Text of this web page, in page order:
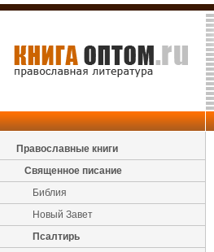
Православные книги
Священное писание
Библия
Новый Завет
Псалтирь